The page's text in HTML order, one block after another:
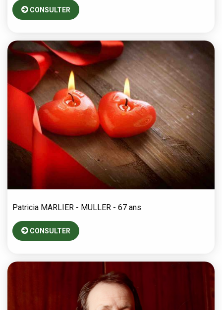
CONSULTER
Patricia MARLIER - MULLER - 67 ans
CONSULTER